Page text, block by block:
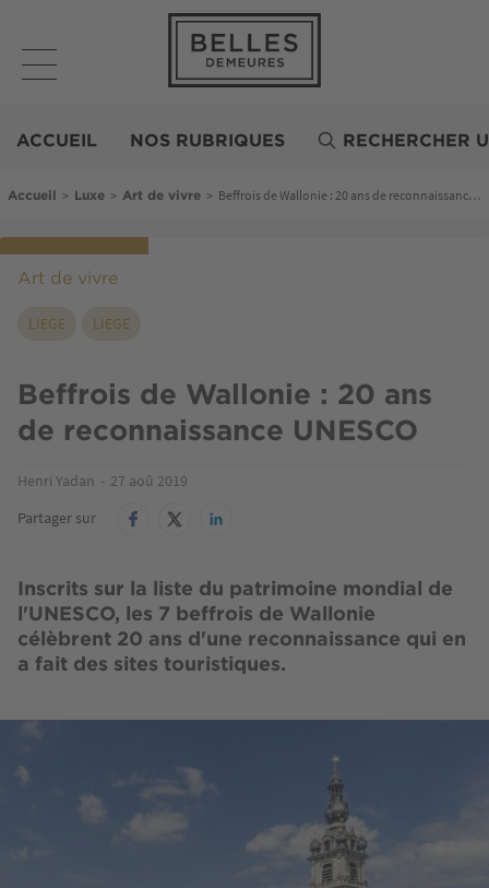
contenu
principal
Demeures
ACCUEIL NOS RUBRIQUES RECHERCHER
Fil d'Ariane
Accueil > Luxe > Art de vivre > Beffrois de Wallonie : 20 ans de reconnaissance UNESCO
Art de vivre
LIEGE LIEGE
Beffrois de Wallonie : 20 ans
de reconnaissance UNESCO
Henri Yadan
27 aoû 2019
Partager sur
Inscrits sur la liste du patrimoine mondial de
l'UNESCO, les 7 beffrois de Wallonie
célèbrent 20 ans d'une reconnaissance qui en
a fait des sites touristiques.